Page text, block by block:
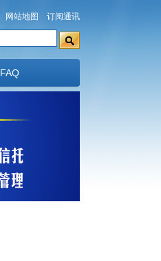
网站地图 订阅通讯
FAQ